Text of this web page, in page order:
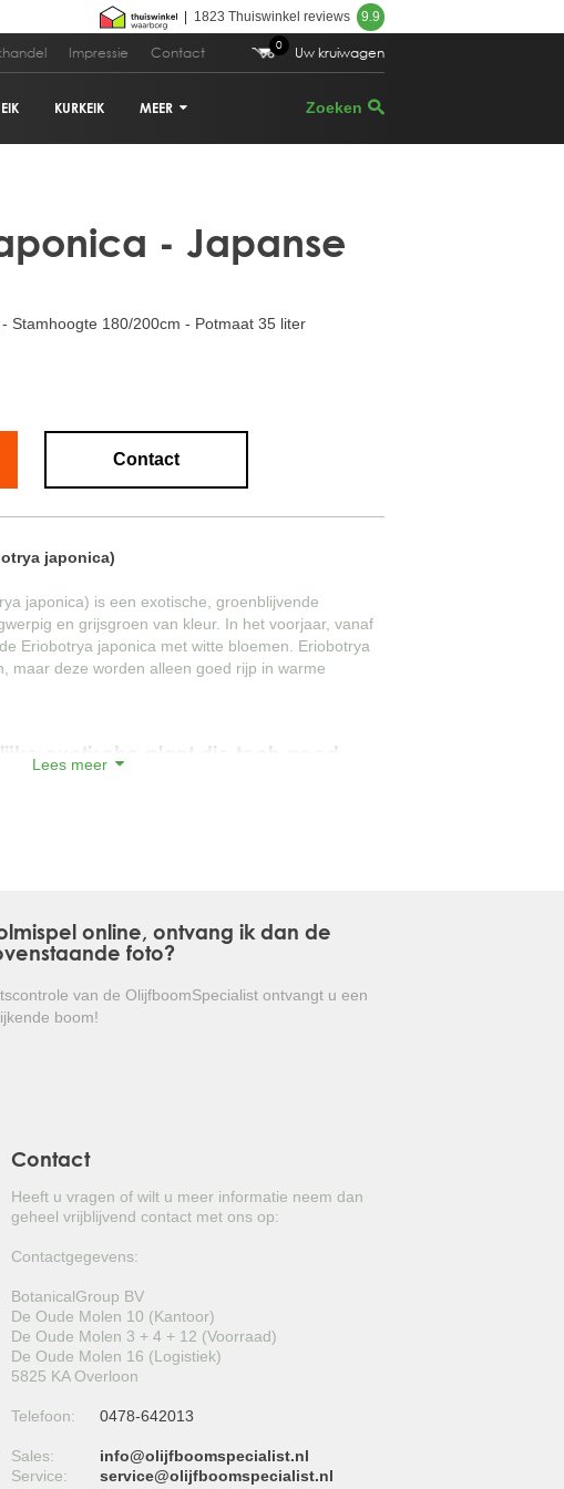
1823 Thuiswinkel reviews 9.9
Impressie Contact 0 Uw kruiwagen
KURKEIK MEER
PALMBOOM
PARASOLDEN
OLIJFWILG
CIPRES
BOLVORMIGE DEN
GROVE DEN
SCHIJNHULST
SNEEUWBAL
ECHTE LAURIER
Bestellen
€ 239,00
- Japanse
Stamhoogte 180/200cm - Potmaat 35 liter
Contact
japonica)
japonica) is een exotische, groenblijvende
en grijsgroen van kleur. In het voorjaar, vanaf
Eriobotrya japonica met witte bloemen. Eriobotrya
maar deze worden alleen goed rijp in warme
exotische plant die toch goed
Lees meer
online, ontvang ik dan de
foto?
van de OlijfboomSpecialist ontvangt u een
boom!
Contact
Heeft u vragen of wilt u meer informatie neem dan
geheel vrijblijvend contact met ons op:
Contactgegevens:
BotanicalGroup BV
De Oude Molen 10 (Kantoor)
De Oude Molen 3 + 4 + 12 (Voorraad)
De Oude Molen 16 (Logistiek)
5825 KA Overloon
Telefoon: 0478-642013
Sales:
info@olijfboomspecialist.nl
Service:
service@olijfboomspecialist.nl